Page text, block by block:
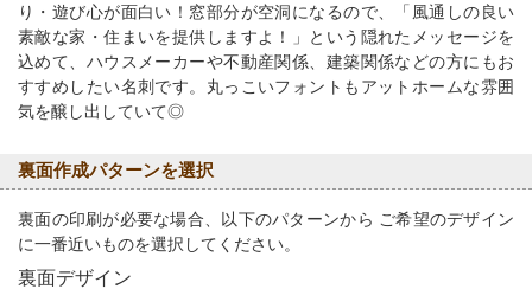
り・遊び心が面白い！窓部分が空洞になるので、「風通しの良い
素敵な家・住まいを提供しますよ！」という隠れたメッセージを
込めて、ハウスメーカーや不動産関係、建築関係などの方にもお
すすめしたい名刺です。丸っこいフォントもアットホームな雰囲
気を醸し出していて◎
裏面作成パターンを選択
裏面の印刷が必要な場合、以下のパターンから ご希望のデザイン
に一番近いものを選択してください。
裏面デザイン